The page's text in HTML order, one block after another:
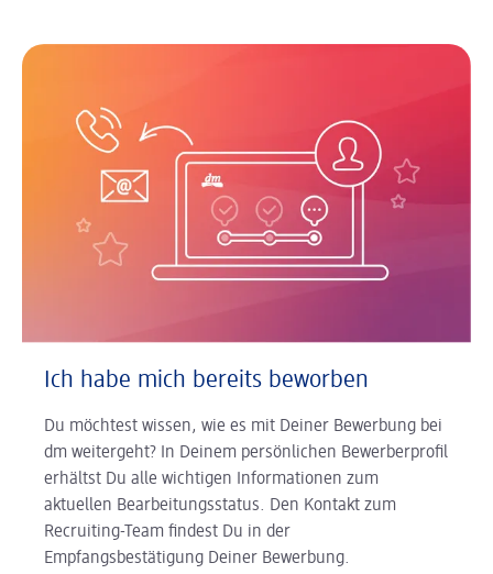
Ich habe mich bereits beworben
Du möchtest wissen, wie es mit Deiner Bewerbung bei
dm weitergeht? In Deinem persönlichen Bewerberprofil
erhältst Du alle wichtigen Informationen zum
aktuellen Bearbeitungsstatus. Den Kontakt zum
Recruiting-Team findest Du in der
Empfangsbestätigung Deiner Bewerbung.